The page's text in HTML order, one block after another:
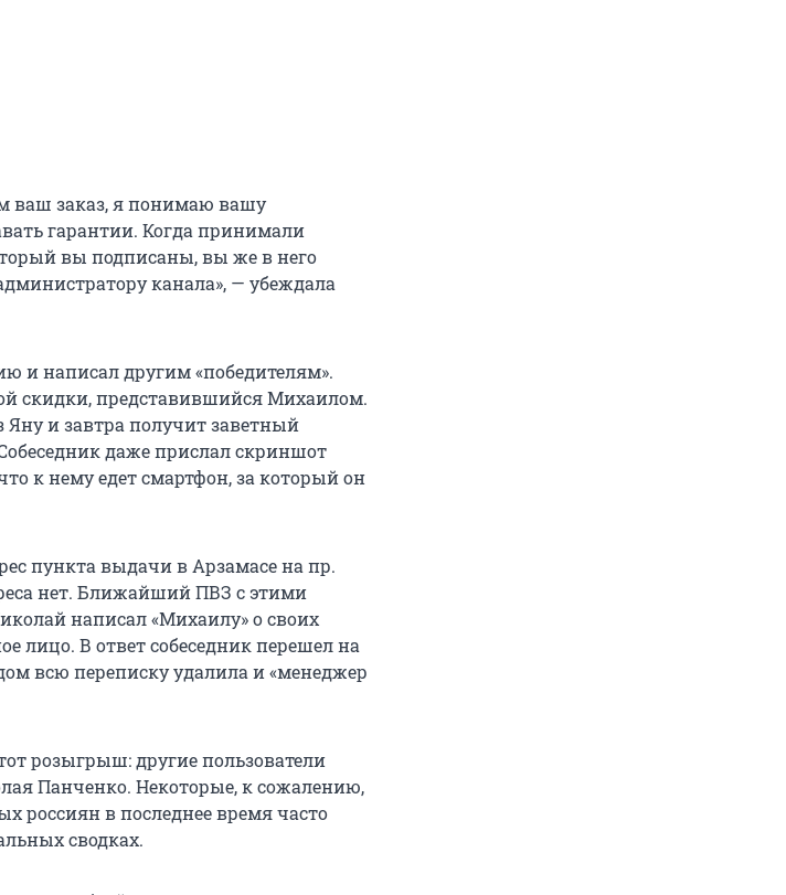
ваш заказ, я понимаю вашу
гарантии. Когда принимали
вы подписаны, вы же в него
канала», — убеждала
и написал другим «победителям».
скидки, представившийся Михаилом.
Яну и завтра получит заветный
даже прислал скриншот
к нему едет смартфон, за который он
пункта выдачи в Арзамасе на пр.
нет. Ближайший ПВЗ с этими
написал «Михаилу» о своих
лицо. В ответ собеседник перешел на
всю переписку удалила и «менеджер
розыгрыш: другие пользователи
Панченко. Некоторые, к сожалению,
россиян в последнее время часто
сводках.